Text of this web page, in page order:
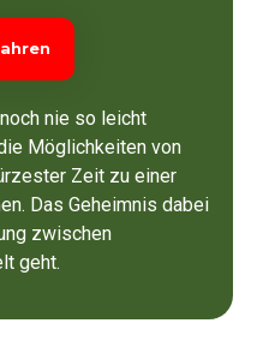
nie so leicht
Möglichkeiten von
Zeit zu einer
Das Geheimnis dabei
zwischen
geht.